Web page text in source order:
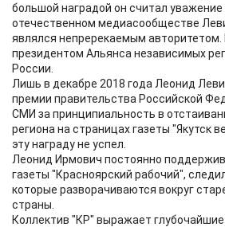
большой наградой он считал уважение
отечественном медиасообществе
являлся непререкаемым авторитетом.
президентом Альянса независимых
России.
Лишь в декабре 2018 года Леонид
премии правительства Российской
СМИ за принципиальность в
региона на страницах газеты "Якутск
эту награду не успел.
Леонид Ирмович постоянно
газеты "Красноярский рабочий",
которые разворачиваются вокруг
страны.
Коллектив "КР" выражает